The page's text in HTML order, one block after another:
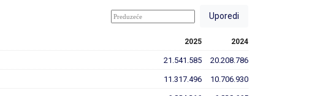
2025 2024
21.541.585 20.208.786
11.317.496 10.706.930